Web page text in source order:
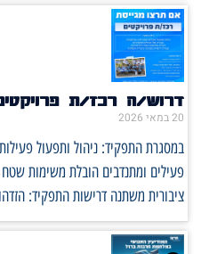
דרוש/ה רכז/ת
20 במאי 2026
במסגרת התפקיד: ניהול ותפעול
פעילים ומתנדבים הובלת משימות שטח
ציבורית משתנה דרישות התפקיד: